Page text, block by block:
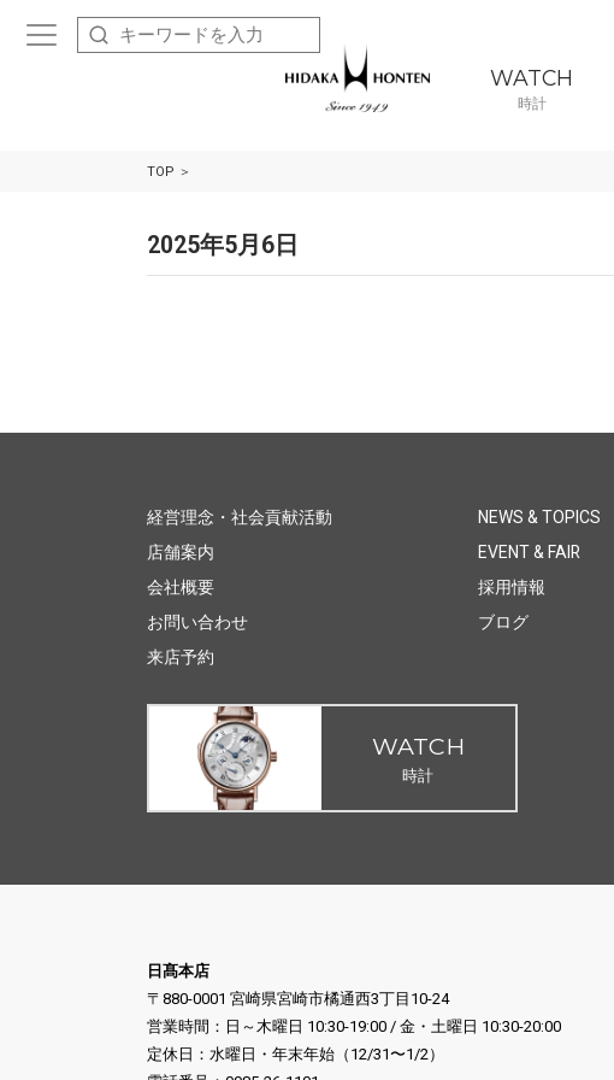
WATCH
時計
TOP
2025年5月6日
経営理念・社会貢献活動
店舗案内
会社概要
お問い合わせ
来店予約
NEWS & TOPICS
EVENT & FAIR
採用情報
ブログ
WATCH
時計
日髙本店
〒880-0001 宮崎県宮崎市橘通西3丁目10-24
営業時間：日～木曜日 10:30-19:00 / 金・土曜日 10:30-20:00
定休日：水曜日・年末年始（12/31〜1/2）